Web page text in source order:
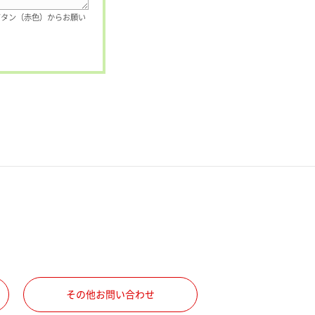
ン（赤色）からお願い
その他お問い合わせ